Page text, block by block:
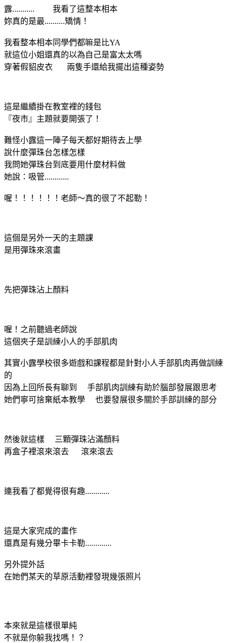
露........... 我看了這整本相本
妳真的是最..........矯情！
我看整本相本同學們都嘛是比YA
就這位小姐還真的以為自己是富太太嗎
穿著假貂皮衣 兩隻手還給我擺出這種姿勢
這是繼續掛在教室裡的錢包
『夜市』主題就要開張了！
難怪小露這一陣子每天都好期待去上學
說什麼彈珠台怎樣怎樣
我問她彈珠台到底要用什麼材料做
她說：吸管............
喔！！！！！！老師～真的很了不起勒！
這個是另外一天的主題課
是用彈珠來滾畫
先把彈珠沾上顏料
喔！之前聽過老師說
這個夾子是訓練小人的手部肌肉
其實小露學校很多遊戲和課程都是針對小人手部肌肉再做訓練
的
因為上回所長有聊到 手部肌肉訓練有助於腦部發展跟思考
她們寧可捨棄紙本教學 也要發展很多關於手部訓練的部分
然後就這樣 三顆彈珠沾滿顏料
再盒子裡滾來滾去 滾來滾去
連我看了都覺得很有趣............
這是大家完成的畫作
還真是有幾分畢卡卡勒.............
另外提外話
在她們某天的草原活動裡發現幾張照片
本來就是這樣很單純
不就是你躲我找嗎！？